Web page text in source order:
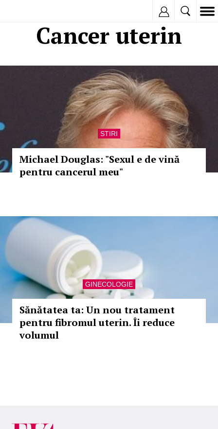
Cancer uterin
STIRI
Michael Douglas: "Sexul e de vină
pentru cancerul meu"
GINECOLOGIE
Sănătatea ta: Un nou tratament
pentru fibromul uterin. Îi reduce
volumul